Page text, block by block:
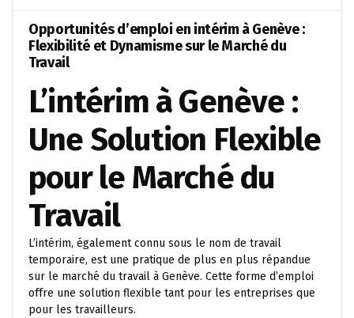
Opportunités d’emploi en intérim à Genève :
Flexibilité et Dynamisme sur le Marché du
Travail
L’intérim à Genève :
Une Solution Flexible
pour le Marché du
Travail
L’intérim, également connu sous le nom de travail
temporaire, est une pratique de plus en plus répandue
sur le marché du travail à Genève. Cette forme d’emploi
offre une solution flexible tant pour les entreprises que
pour les travailleurs.